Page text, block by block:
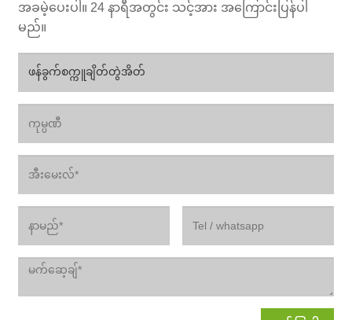
အခမဲ့ပေးပါ။ 24 နာရီအတွင်း သင့်အား အကြောင်းပြန်ပါ
မည်။